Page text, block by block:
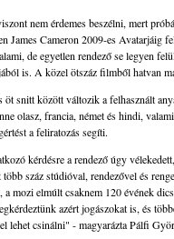
nem érdemes beszélni, mert
James Cameron 2009-es
de egyetlen rendező se legyen
is. A közel ötszáz filmből hatvan
öt snitt között változik a felhasznált
olasz, francia, német és hindi,
a feliratozás segíti.
kérdésre a rendező úgy
száz stúdióval, rendezővel és
a mozi elmúlt csaknem 120 évének
azért jogászokat is, és
lehet csinálni" - magyarázta Pálfi